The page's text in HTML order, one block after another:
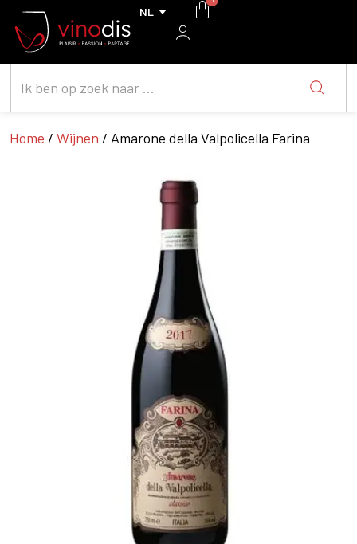
Home / Wijnen / Amarone della Valpolicella Farina